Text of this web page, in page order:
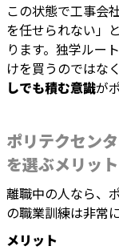
この状態で工事会
を任せられない」
ります。独学ルー
けを買うのではな
しでも積む意識が
ポリテクセン
を選ぶメリッ
離職中の人なら、
の職業訓練は非常
メリット